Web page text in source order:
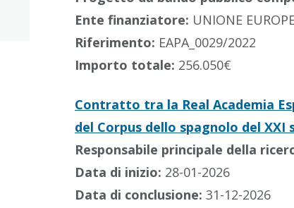
Ente finanziatore: UNIONE
Riferimento: EAPA_0029/2022
Importo totale: 256.050€
Contratto tra la Real Academia
del Corpus dello spagnolo del XXI
Responsabile principale della
Data di inizio: 28-01-2026
Data di conclusione: 31-12-2026